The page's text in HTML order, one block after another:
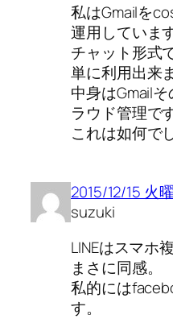
私はGmailを
運用しています
チャット形式
単に利用出来
中身はGmail
ラウド管理です
これは如何で
2015/12/15 火
suzuki
LINEはスマホ
まさに同感。
私的には
す。